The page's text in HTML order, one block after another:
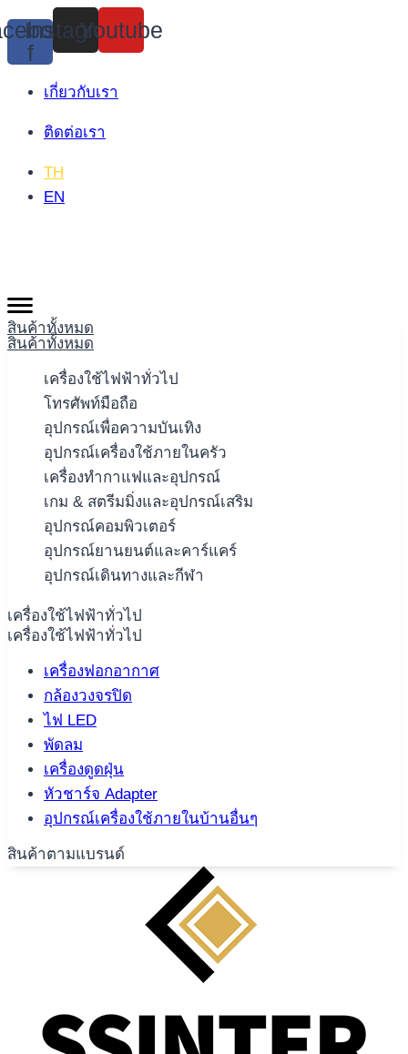
Skip
to
content
f
Instagram
Youtube
เกี่ยวกับเรา
ติดต่อเรา
TH
EN
สินค้าทั้งหมด
สินค้าทั้งหมด
เครื่องใช้ไฟฟ้าทั่วไป
โทรศัพท์มือถือ
อุปกรณ์เพื่อความบันเทิง
อุปกรณ์เครื่องใช้ภายในครัว
เครื่องทำกาแฟและอุปกรณ์
เกม & สตรีมมิ่งและอุปกรณ์เสริม
อุปกรณ์คอมพิวเตอร์
อุปกรณ์ยานยนต์และคาร์แคร์
อุปกรณ์เดินทางและกีฬา
เครื่องใช้ไฟฟ้าทั่วไป
เครื่องใช้ไฟฟ้าทั่วไป
เครื่องฟอกอากาศ
กล้องวงจรปิด
ไฟ LED
พัดลม
เครื่องดูดฝุ่น
หัวชาร์จ Adapter
อุปกรณ์เครื่องใช้ภายในบ้านอื่นๆ
สินค้าตามแบรนด์